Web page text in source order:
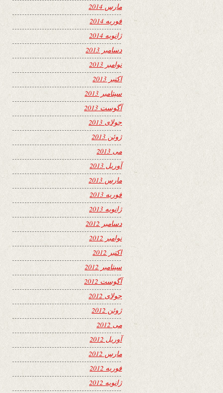
مارس 2014
فوریه 2014
ژانویه 2014
دسامبر 2013
نوامبر 2013
اکتبر 2013
سپتامبر 2013
آگوست 2013
جولای 2013
ژوئن 2013
می 2013
آوریل 2013
مارس 2013
فوریه 2013
ژانویه 2013
دسامبر 2012
نوامبر 2012
اکتبر 2012
سپتامبر 2012
آگوست 2012
جولای 2012
ژوئن 2012
می 2012
آوریل 2012
مارس 2012
فوریه 2012
ژانویه 2012